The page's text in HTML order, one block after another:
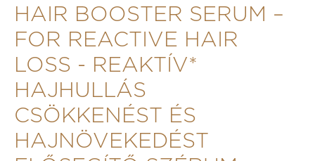
HAIR BOOSTER SERUM –
FOR REACTIVE HAIR
LOSS - REAKTÍV*
HAJHULLÁS
CSÖKKENÉST ÉS
HAJNÖVEKEDÉST